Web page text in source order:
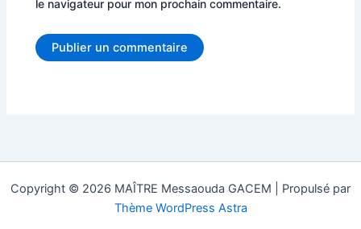
le navigateur pour mon prochain commentaire.
Copyright © 2026 MAÎTRE Messaouda GACEM | Propulsé par
Thème WordPress Astra